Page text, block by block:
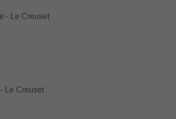
- Le Creuset
Le Creuset